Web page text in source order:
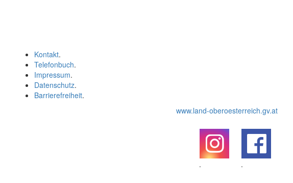
Kontakt.
Telefonbuch.
Impressum.
Datenschutz.
Barrierefreiheit.
www.land-oberoesterreich.gv.at
.
.